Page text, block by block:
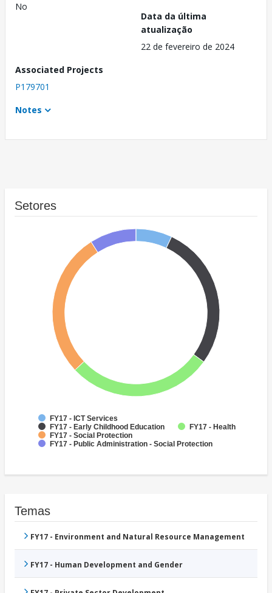
No
Data da última
atualização
22 de fevereiro de 2024
Associated Projects
P179701
Notes
Setores
FY17 - ICT Services
FY17 - Early Childhood Education
FY17 - Health
FY17 - Social Protection
FY17 - Public Administration - Social Protection
Temas
FY17 - Environment and Natural Resource Management
FY17 - Human Development and Gender